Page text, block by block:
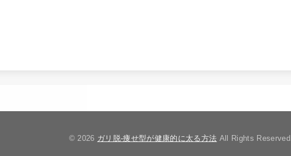
© 2026 ガリ脱-痩せ型が健康的に太る方法 All Rights Reserved.